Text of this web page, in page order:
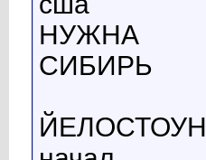
НУЖНА
СИБИРЬ
ЙЕЛОСТОУН